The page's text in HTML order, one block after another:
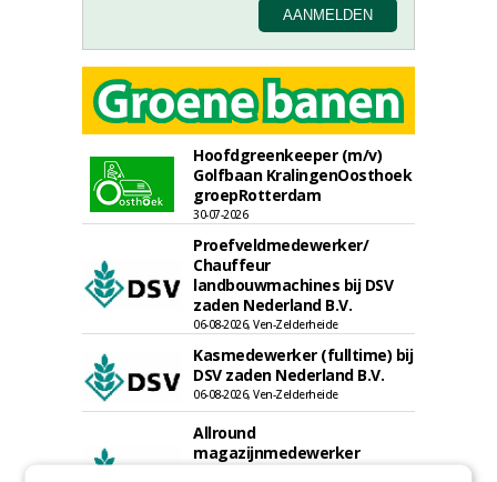
Hoofdgreenkeeper (m/v)
Golfbaan KralingenOosthoek
groepRotterdam
30-07-2026
Proefveldmedewerker/
Chauffeur
landbouwmachines bij DSV
zaden Nederland B.V.
06-08-2026, Ven-Zelderheide
Kasmedewerker (fulltime) bij
DSV zaden Nederland B.V.
06-08-2026, Ven-Zelderheide
Allround
magazijnmedewerker